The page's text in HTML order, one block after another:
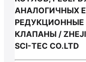
АНАЛОГИЧНЫХ
КЛАПАНЫ /
SCI-TEC CO.LTD